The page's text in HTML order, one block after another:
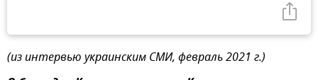
(из интервью украинским СМИ, февраль 2021 г.)